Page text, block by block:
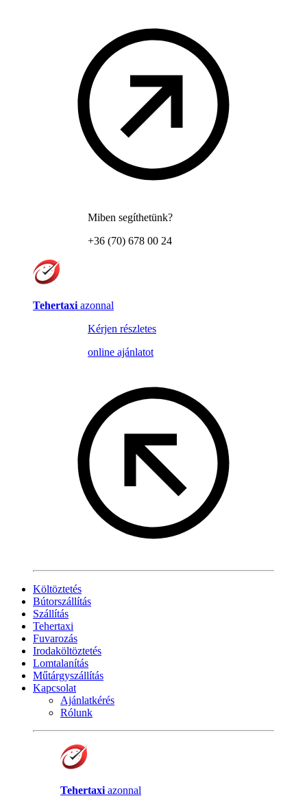
Miben segíthetünk?
+36 (70) 678 00 24
Tehertaxi azonnal
Kérjen részletes
online ajánlatot
Költöztetés
Bútorszállítás
Szállítás
Tehertaxi
Fuvarozás
Irodaköltöztetés
Lomtalanítás
Műtárgyszállítás
Kapcsolat
Ajánlatkérés
Rólunk
Tehertaxi azonnal